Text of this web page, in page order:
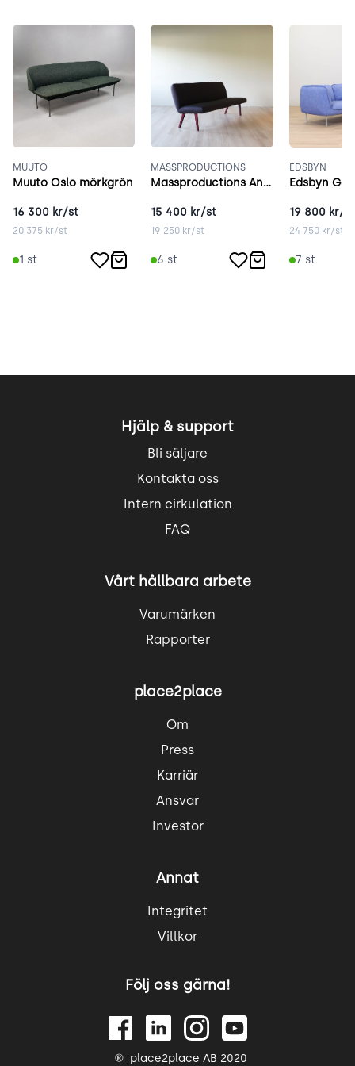
MUUTO
Muuto Oslo mörkgrön
16 300 kr/st
20 375 kr/st
1 st
MASSPRODUCTIONS
Massproductions Anyway lila
15 400 kr/st
19 250 kr/st
6 st
EDSBYN
Edsbyn
19 800 kr/st
24 750kr/st
7 st
Hjälp & support
Bli säljare
Kontakta oss
Intern cirkulation
FAQ
Vårt hållbara arbete
Varumärken
Rapporter
place2place
Om
Press
Karriär
Ansvar
Investor
Annat
Integritet
Villkor
Följ oss gärna!
place2place AB 2020